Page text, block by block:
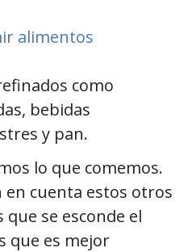
alimentos
como
bebidas
y pan.
lo que comemos.
en cuenta estos otros
se esconde el
que es mejor